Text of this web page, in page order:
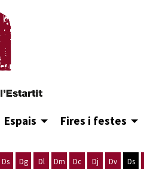
Espais Fires i festes
Ds
Dg
Dl
Dm
Dc
Dj
Dv
Ds